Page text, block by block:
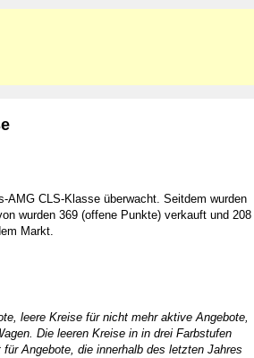
AMG CLS-Klasse überwacht. Seitdem wurden
wurden 369 (offene Punkte) verkauft und 208
Markt.
leere Kreise für nicht mehr aktive Angebote,
Die leeren Kreise in in drei Farbstufen
Angebote, die innerhalb des letzten Jahres